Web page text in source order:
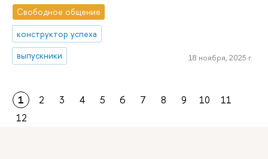
Свободное общение
конструктор успеха
выпускники
18 ноября, 2025 г.
1 2 3 4 5 6 7 8 9 10
11
12